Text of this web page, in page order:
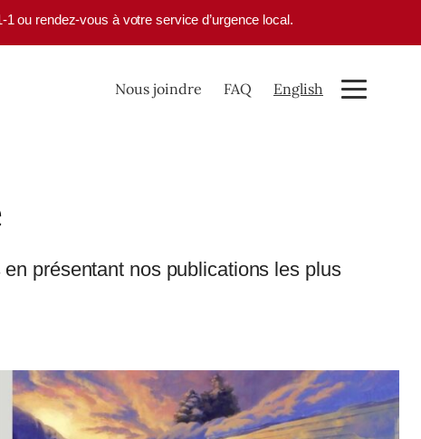
ou rendez-vous à votre service d’urgence local.
Nous joindre FAQ English
présentant nos publications les plus